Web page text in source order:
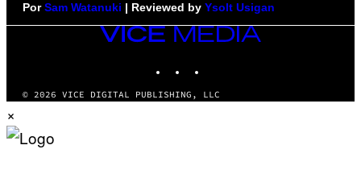
PorSam Watanuki | Reviewed by Ysolt Usigan
VICE
MEDIA
© 2026 VICE DIGITAL PUBLISHING, LLC
×